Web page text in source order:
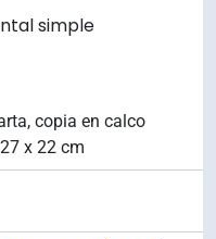
simple
copia en calco
x 22 cm